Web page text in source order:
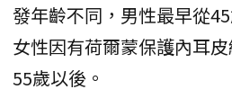
發年齡不同，男性最早從
女性因有荷爾蒙保護內耳
55歲以後。